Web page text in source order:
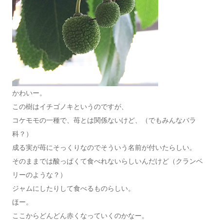
かわいー。
この樹はイチゴノキというのですが、
コケモモの一種で、苺とは関係ないけど、（でもみんなバラ
科？）
成る実が苺にそっくりなのでそういう名前が付いたらしい。
そのままでは酸っぱくて食べれないらしいんだけど（クランベ
リーのような？）
ジャムにしたりして食べるものらしい。
ほー。
ここからどんどん赤くなっていくのかなー。